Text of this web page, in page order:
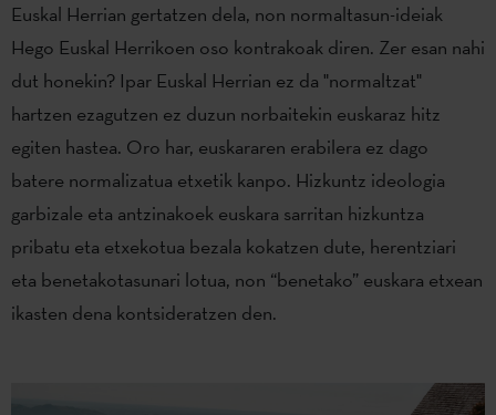
Euskal Herrian gertatzen dela, non normaltasun-ideiak
Hego Euskal Herrikoen oso kontrakoak diren. Zer esan nahi
dut honekin? Ipar Euskal Herrian ez da "normaltzat"
hartzen ezagutzen ez duzun norbaitekin euskaraz hitz
egiten hastea. Oro har, euskararen erabilera ez dago
batere normalizatua etxetik kanpo. Hizkuntz ideologia
garbizale eta antzinakoek euskara sarritan hizkuntza
pribatu eta etxekotua bezala kokatzen dute, herentziari
eta benetakotasunari lotua, non “benetako” euskara etxean
ikasten dena kontsideratzen den.